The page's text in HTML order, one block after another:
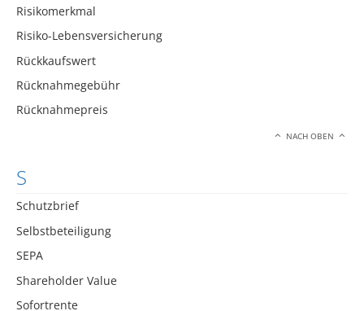
Risikomerkmal
Risiko-Lebensversicherung
Rückkaufswert
Rücknahmegebühr
Rücknahmepreis
NACH OBEN
S
Schutzbrief
Selbstbeteiligung
SEPA
Shareholder Value
Sofortrente